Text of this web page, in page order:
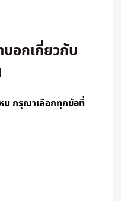
อกเกี่ยวกับ
น กรุณาเลือกทุกข้อที่